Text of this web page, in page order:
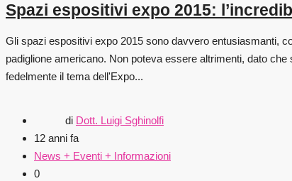
Spazi espositivi expo 2015:
Gli spazi espositivi expo 2015 sono davvero entusiasmanti,
padiglione americano. Non poteva essere altrimenti, dato
fedelmente il tema dell'Expo...
di Dott. Luigi Sghinolfi
12 anni fa
News + Eventi + Informazioni
0